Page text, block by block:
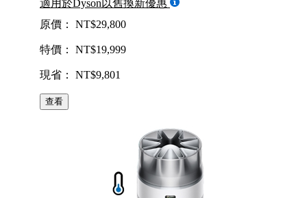
適用於Dyson以舊換新優惠
原價： NT$29,800
特價： NT$19,999
現省： NT$9,801
查看